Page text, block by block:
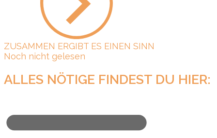
ZUSAMMEN ERGIBT ES EINEN SINN
Noch nicht gelesen
ALLES NÖTIGE FINDEST DU HIER: